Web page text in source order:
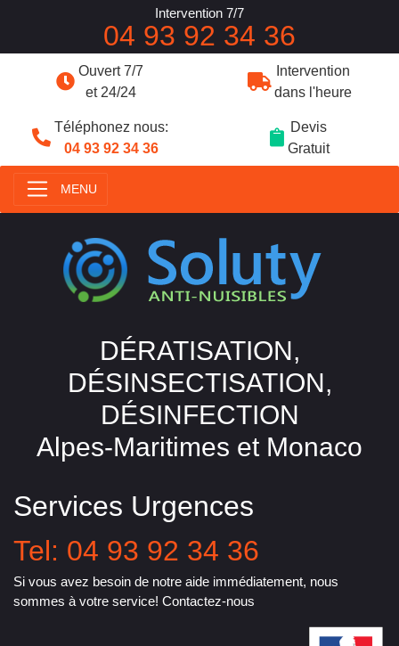
Ouvert 7/7
et 24/24
Intervention
dans l'heure
Téléphonez nous:
04 93 92 34 36
Devis
Gratuit
MENU
DÉRATISATION,
DÉSINSECTISATION,
DÉSINFECTION
Alpes-Maritimes et Monaco
Services Urgences
Tel: 04 93 92 34 36
Si vous avez besoin de notre aide immédiatement, nous
sommes à votre service! Contactez-nous
Intervention 7/7
04 93 92 34 36